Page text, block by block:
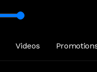
Videos